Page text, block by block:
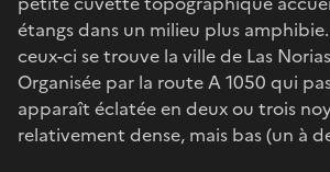
étangs dans un milieu plus
ceux-ci se trouve la ville de Las
Organisée par la route A 1050 qui
apparaît éclatée en deux ou trois
relativement dense, mais bas (un à